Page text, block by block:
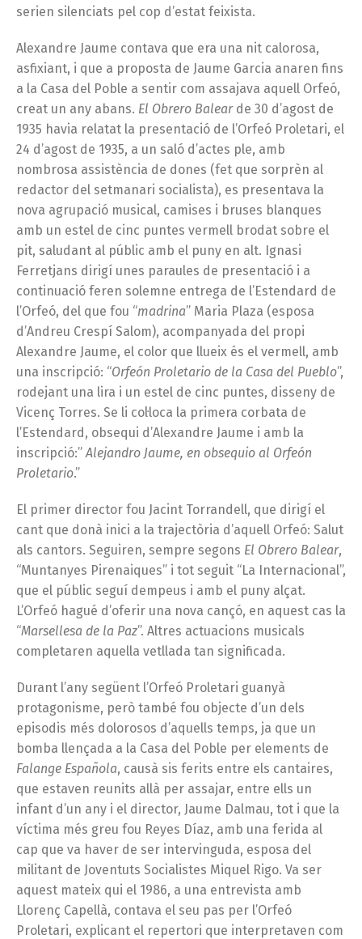
serien silenciats pel cop d’estat feixista.
Alexandre Jaume contava que era una nit calorosa,
asfixiant, i que a proposta de Jaume Garcia anaren fins
a la Casa del Poble a sentir com assajava aquell Orfeó,
creat un any abans. El Obrero Balearde 30 d’agost de
1935 havia relatat la presentació de l’Orfeó Proletari, el
24 d’agost de 1935, a un saló d’actes ple, amb
nombrosa assistència de dones (fet que sorprèn al
redactor del setmanari socialista), es presentava la
nova agrupació musical, camises i bruses blanques
amb un estel de cinc puntes vermell brodat sobre el
pit, saludant al públic amb el puny en alt. Ignasi
Ferretjans dirigí unes paraules de presentació i a
continuació feren solemne entrega de l’Estendard de
l’Orfeó, del que fou “madrina” Maria Plaza (esposa
d’Andreu Crespí Salom), acompanyada del propi
Alexandre Jaume, el color que llueix és el vermell, amb
una inscripció: “Orfeón Proletario de la Casa del Pueblo”,
rodejant una lira i un estel de cinc puntes, disseny de
Vicenç Torres. Se li col·loca la primera corbata de
l’Estendard, obsequi d’Alexandre Jaume i amb la
inscripció:”Alejandro Jaume, en obsequio al Orfeón
Proletario.”
El primer director fou Jacint Torrandell, que dirigí el
cant que donà inici a la trajectòria d’aquell Orfeó: Salut
als cantors. Seguiren, sempre segons El Obrero Balear,
“Muntanyes Pirenaiques” i tot seguit “La Internacional”,
que el públic seguí dempeus i amb el puny alçat.
L’Orfeó hagué d’oferir una nova cançó, en aquest cas la
“Marsellesa de la Paz”. Altres actuacions musicals
completaren aquella vetllada tan significada.
Durant l’any següent l’Orfeó Proletari guanyà
protagonisme, però també fou objecte d’un dels
episodis més dolorosos d’aquells temps, ja que un
bomba llençada a la Casa del Poble per elements de
Falange Española, causà sis ferits entre els cantaires,
que estaven reunits allà per assajar, entre ells un
infant d’un any i el director, Jaume Dalmau, tot i que la
víctima més greu fou Reyes Díaz, amb una ferida al
cap que va haver de ser intervinguda, esposa del
militant de Joventuts Socialistes Miquel Rigo. Va ser
aquest mateix qui el 1986, a una entrevista amb
Llorenç Capellà, contava el seu pas per l’Orfeó
Proletari, explicant el repertori que interpretaven com